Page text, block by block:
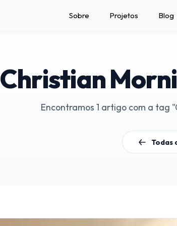
Sobre Projetos Blog
Christian
Encontramos 1 artigo com a tag
Todas